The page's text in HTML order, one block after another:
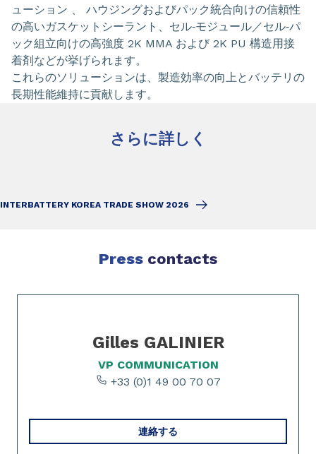
ューション 、 ハウジングおよびパック統合向けの信頼性
の高いガスケットシーラント、セル‐モジュール／セル‐パ
ック組立向けの高強度 2K MMA および 2K PU 構造用接
着剤などが挙げられます。
これらのソリューションは、製造効率の向上とバッテリの
長期性能維持に貢献します。
さらに詳しく
INTERBATTERY KOREA TRADE SHOW 2026
Press contacts
Slide 1 of 1
Gilles GALINIER
VP COMMUNICATION
+33 (0)1 49 00 70 07
連絡する